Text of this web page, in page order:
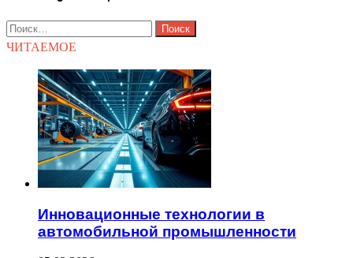
Найти:
ЧИТАЕМОЕ
Инновационные технологии в
автомобильной промышленности